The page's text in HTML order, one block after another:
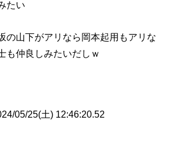
たい
の山下がアリなら岡本起用もアリな
も仲良しみたいだしｗ
05/25(土) 12:46:20.52